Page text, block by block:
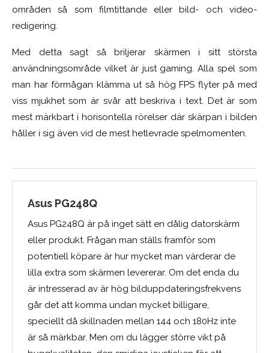
områden så som filmtittande eller bild- och video-
redigering.
Med detta sagt så briljerar skärmen i sitt största
användningsområde vilket är just gaming. Alla spel som
man har förmågan klämma ut så hög FPS flyter på med
viss mjukhet som är svår att beskriva i text. Det är som
mest märkbart i horisontella rörelser där skärpan i bilden
håller i sig även vid de mest hetlevrade spelmomenten.
Asus PG248Q
Asus PG248Q är på inget sätt en dålig datorskärm
eller produkt. Frågan man ställs framför som
potentiell köpare är hur mycket man värderar de
lilla extra som skärmen levererar. Om det enda du
är intresserad av är hög bilduppdateringsfrekvens
går det att komma undan mycket billigare,
speciellt då skillnaden mellan 144 och 180Hz inte
är så märkbar. Men om du lägger större vikt på